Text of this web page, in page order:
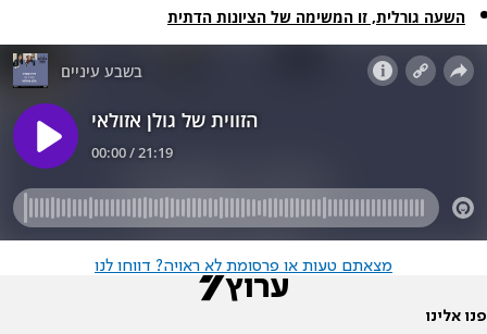
השעה גורלית, זו המשימה של הציונות הדתית
מצאתם טעות או פרסומת לא ראויה? דווחו לנו
פנו אלינו